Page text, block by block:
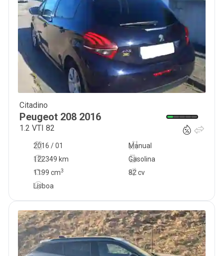
Citadino
Peugeot 208 2016
1.2 VTI 82
2016 / 01
Manual
122349 km
82 cv
Gasolina
1199 cm3
Lisboa